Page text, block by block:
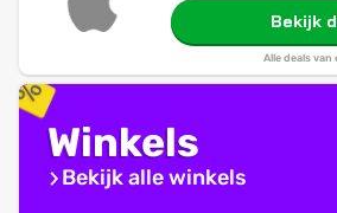
Bekijk
Alle deals van
Winkels
Bekijk alle winkels